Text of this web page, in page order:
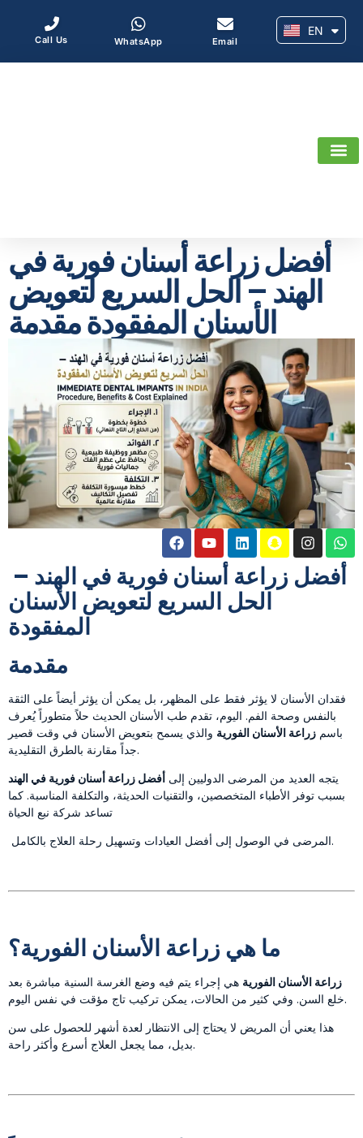
Call Us WhatsApp Email
EN
AR
أفضل زراعة أسنان فورية في
الهند – الحل السريع لتعويض
الأسنان المفقودة مقدمة
أفضل زراعة أسنان فورية في الهند –
الحل السريع لتعويض الأسنان
المفقودة
مقدمة
فقدان الأسنان لا يؤثر فقط على المظهر، بل يمكن أن يؤثر أيضاً على الثقة
بالنفس وصحة الفم. اليوم، تقدم طب الأسنان الحديث حلاً متطوراً يُعرف
باسم زراعة الأسنان الفورية والذي يسمح بتعويض الأسنان في وقت قصير
جداً مقارنة بالطرق التقليدية.
يتجه العديد من المرضى الدوليين إلى أفضل زراعة أسنان فورية في الهند
بسبب توفر الأطباء المتخصصين، والتقنيات الحديثة، والتكلفة المناسبة. كما
تساعد شركة نبع الحياة
المرضى في الوصول إلى أفضل العيادات وتسهيل رحلة العلاج بالكامل.
ما هي زراعة الأسنان الفورية؟
زراعة الأسنان الفورية هي إجراء يتم فيه وضع الغرسة السنية مباشرة بعد
خلع السن. وفي كثير من الحالات، يمكن تركيب تاج مؤقت في نفس اليوم.
هذا يعني أن المريض لا يحتاج إلى الانتظار لعدة أشهر للحصول على سن
بديل، مما يجعل العلاج أسرع وأكثر راحة.